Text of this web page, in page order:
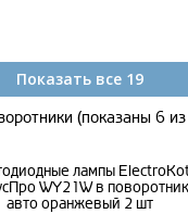
Показать все 19
(показаны 6
лампы
WY21W в
авто оранжевый 2 шт